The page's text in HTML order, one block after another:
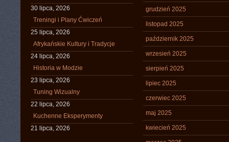
30 lipca, 2026
Treningi i Plany Ćwiczeń
25 lipca, 2026
Afrykańskie Kultury i Tradycje
24 lipca, 2026
Historia w Modzie
23 lipca, 2026
Tuning Wizualny
22 lipca, 2026
Kuchenne Eksperymenty
21 lipca, 2026
grudzień 2025
listopad 2025
październik 2025
wrzesień 2025
sierpień 2025
lipiec 2025
czerwiec 2025
maj 2025
kwiecień 2025